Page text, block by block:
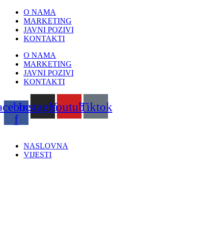
Skip
content
O NAMA
MARKETING
JAVNI POZIVI
KONTAKTI
O NAMA
MARKETING
JAVNI POZIVI
KONTAKTI
f
InstagramYoutubeTiktok
NASLOVNA
VIJESTI